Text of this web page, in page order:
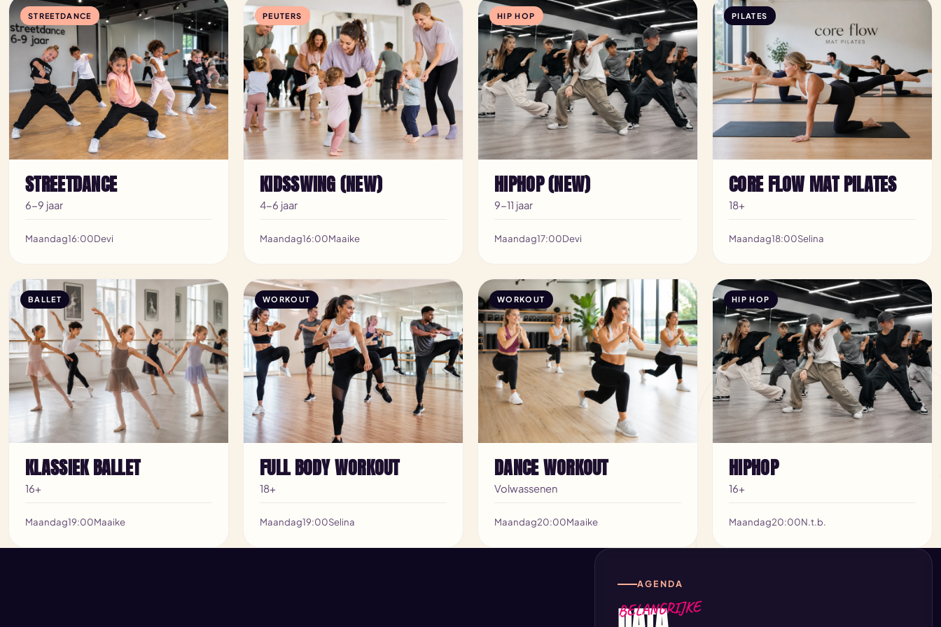
STREETDANCE
STREETDANCE
6-9 jaar
Maandag16:00Devi
PEUTERS
KIDSSWING (NEW)
4-6 jaar
Maandag16:00Maaike
HIP HOP
HIPHOP (NEW)
9-11 jaar
Maandag17:00Devi
PILATES
CORE FLOW MAT PILATES
18+
Maandag18:00Selina
BALLET
KLASSIEK BALLET
16+
Maandag19:00Maaike
WORKOUT
FULL BODY WORKOUT
18+
Maandag19:00Selina
WORKOUT
DANCE WORKOUT
Volwassenen
Maandag20:00Maaike
HIP HOP
HIPHOP
16+
Maandag20:00N.t.b.
AGENDA
BELANGRIJKE